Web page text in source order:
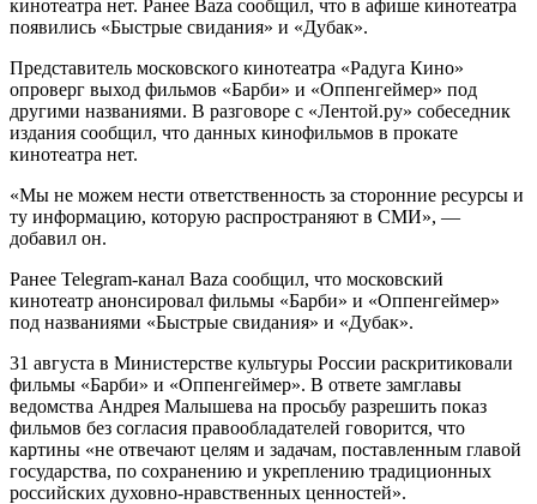
кинотеатра нет. Ранее Baza сообщил, что в афише кинотеатра
появились «Быстрые свидания» и «Дубак».
Представитель московского кинотеатра «Радуга Кино»
опроверг выход фильмов «Барби» и «Оппенгеймер» под
другими названиями. В разговоре с «Лентой.ру» собеседник
издания сообщил, что данных кинофильмов в прокате
кинотеатра нет.
«Мы не можем нести ответственность за сторонние ресурсы и
ту информацию, которую распространяют в СМИ», —
добавил он.
Ранее Telegram-канал Baza сообщил, что московский
кинотеатр анонсировал фильмы «Барби» и «Оппенгеймер»
под названиями «Быстрые свидания» и «Дубак».
31 августа в Министерстве культуры России раскритиковали
фильмы «Барби» и «Оппенгеймер». В ответе замглавы
ведомства Андрея Малышева на просьбу разрешить показ
фильмов без согласия правообладателей говорится, что
картины «не отвечают целям и задачам, поставленным главой
государства, по сохранению и укреплению традиционных
российских духовно-нравственных ценностей».